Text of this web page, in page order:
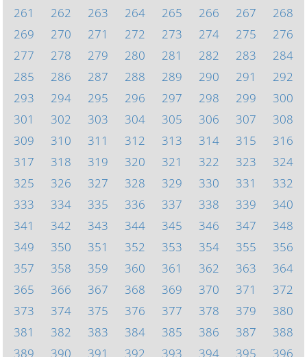
261
262 263 264 265 266 267
268
269
270 271 272 273 274 275
276
277
278 279 280 281 282 283
284
285
286 287 288 289 290 291
292
293
294 295 296 297 298 299
300
301
302 303 304 305 306 307
308
309
310 311 312 313 314 315
316
317
318 319 320 321 322 323
324
325
326 327 328 329 330 331
332
333
334 335 336 337 338 339
340
341
342 343 344 345 346 347
348
349
350 351 352 353 354 355
356
357
358 359 360 361 362 363
364
365
366 367 368 369 370 371
372
373
374 375 376 377 378 379
380
381
382 383 384 385 386 387
388
389
390 391 392 393 394 395 396